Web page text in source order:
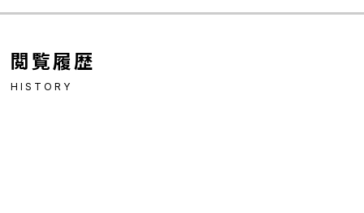
閲覧履歴
HISTORY